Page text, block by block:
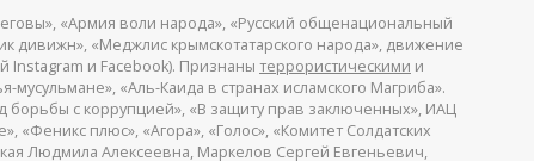
«Армия воли народа», «Русский общенациональный
«Меджлис крымскотатарского народа», движение
Instagram и Facebook). Признаны террористическими и
«Аль-Каида в странах исламского Магриба».
борьбы с коррупцией», «В защиту прав заключенных», ИАЦ
плюс», «Агора», «Голос», «Комитет Солдатских
Людмила Алексеевна, Маркелов Сергей Евгеньевич,